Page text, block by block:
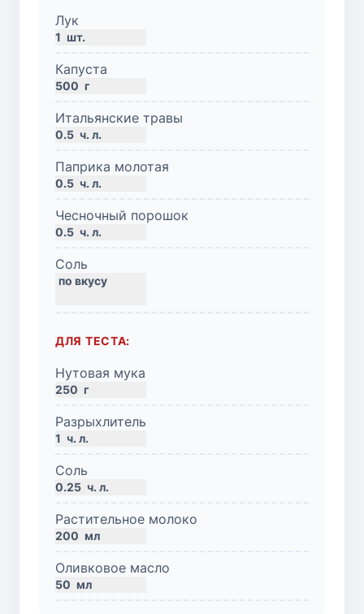
Лук
1 шт.
Капуста
500 г
Итальянские травы
0.5 ч. л.
Паприка молотая
0.5 ч. л.
Чесночный порошок
0.5 ч. л.
Соль
ДЛЯ ТЕСТА:
Нутовая мука
250 г
Разрыхлитель
1 ч. л.
Соль
0.25 ч. л.
Растительное молоко
200 мл
Оливковое масло
50 мл